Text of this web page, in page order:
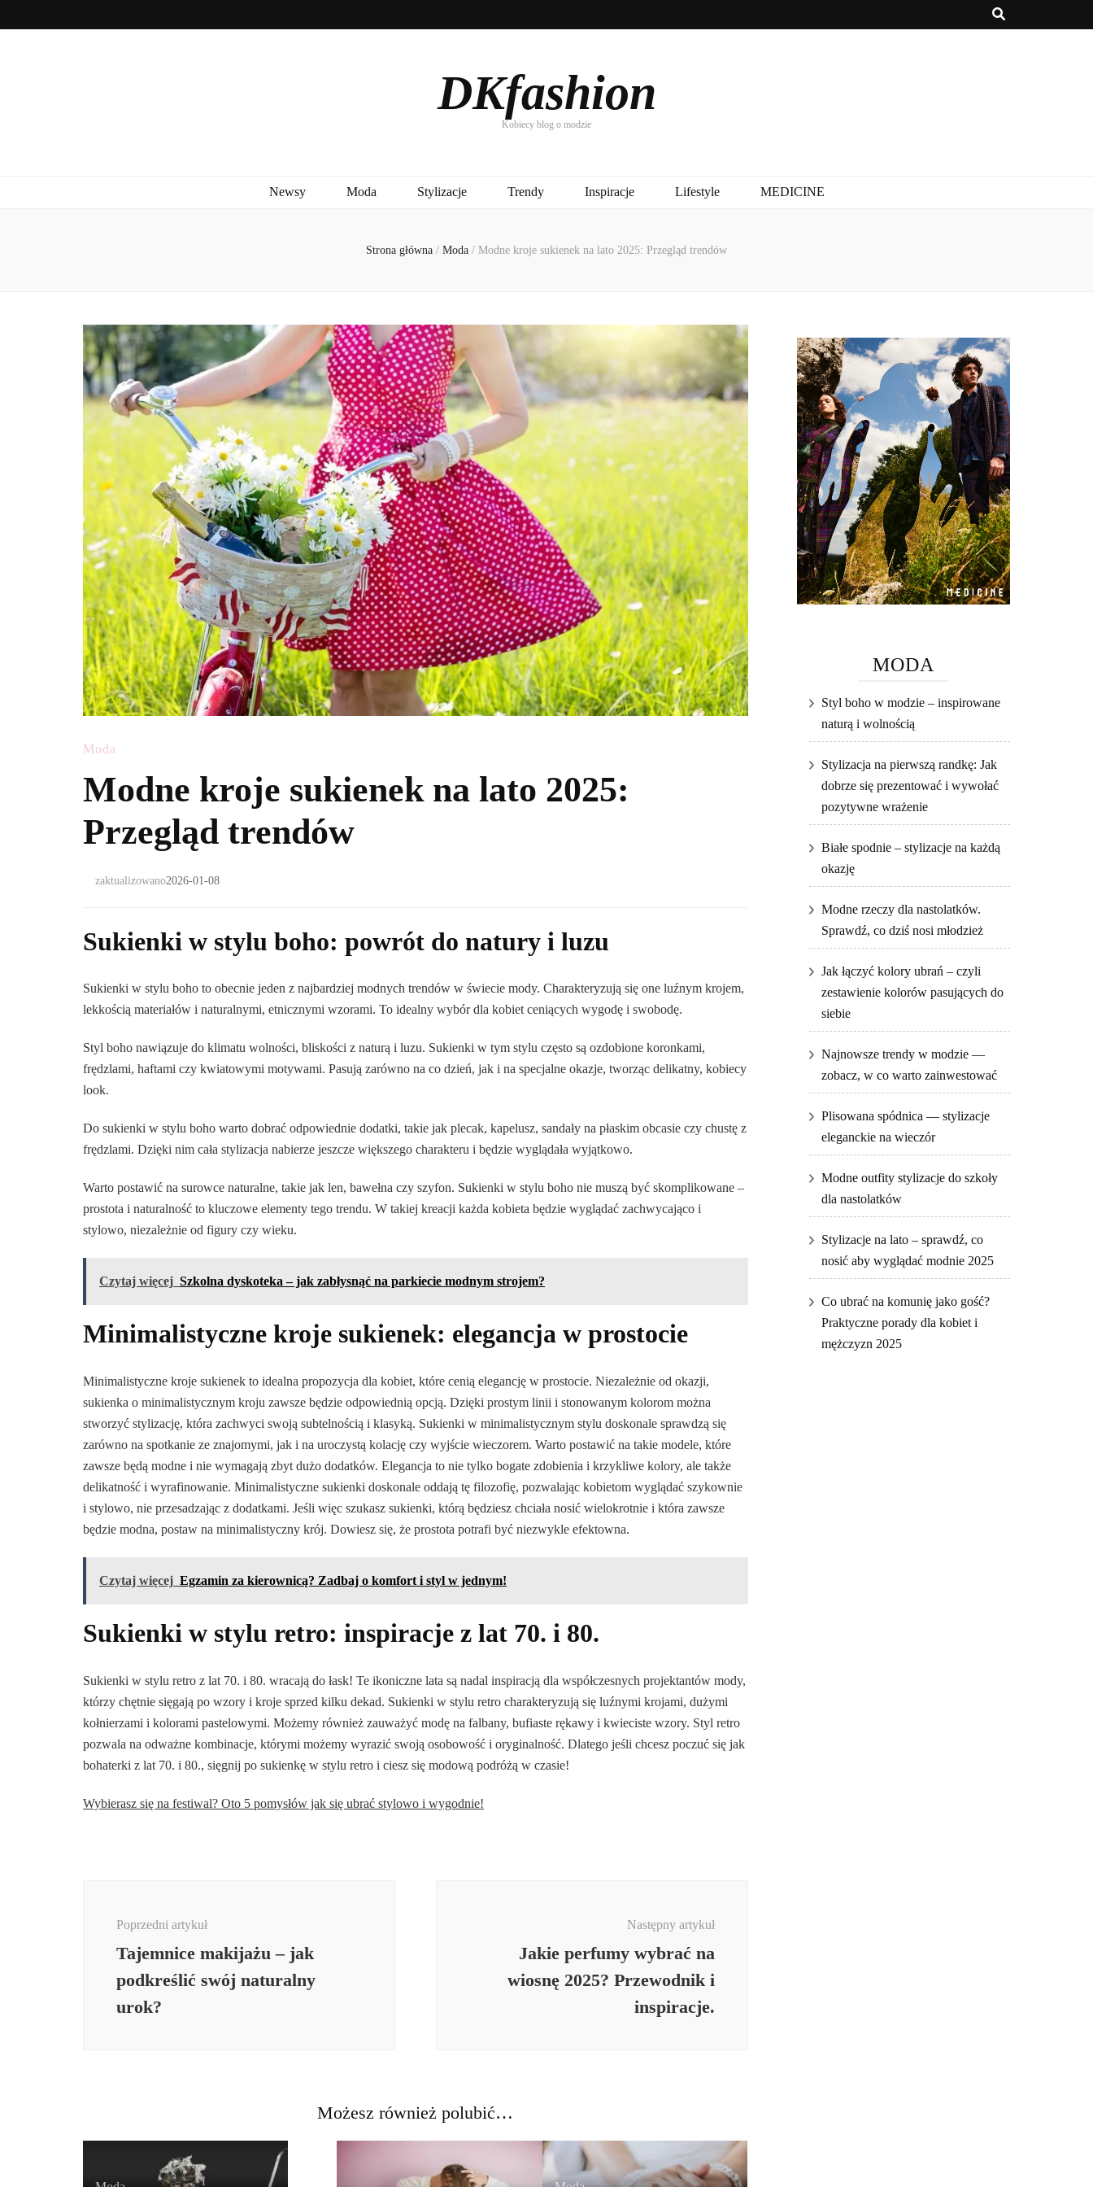
DKfashion
Kobiecy blog o modzie
Newsy Moda Stylizacje Trendy Inspiracje Lifestyle MEDICINE
Strona główna / Moda / Modne kroje sukienek na lato 2025: Przegląd trendów
Moda
Modne kroje sukienek na lato 2025:
Przegląd trendów
zaktualizowano2026-01-08
Sukienki w stylu boho: powrót do natury i luzu
Sukienki w stylu boho to obecnie jeden z najbardziej modnych trendów w świecie mody. Charakteryzują się one luźnym krojem,
lekkością materiałów i naturalnymi, etnicznymi wzorami. To idealny wybór dla kobiet ceniących wygodę i swobodę.
Styl boho nawiązuje do klimatu wolności, bliskości z naturą i luzu. Sukienki w tym stylu często są ozdobione koronkami,
frędzlami, haftami czy kwiatowymi motywami. Pasują zarówno na co dzień, jak i na specjalne okazje, tworząc delikatny, kobiecy
look.
Do sukienki w stylu boho warto dobrać odpowiednie dodatki, takie jak plecak, kapelusz, sandały na płaskim obcasie czy chustę z
frędzlami. Dzięki nim cała stylizacja nabierze jeszcze większego charakteru i będzie wyglądała wyjątkowo.
Warto postawić na surowce naturalne, takie jak len, bawełna czy szyfon. Sukienki w stylu boho nie muszą być skomplikowane –
prostota i naturalność to kluczowe elementy tego trendu. W takiej kreacji każda kobieta będzie wyglądać zachwycająco i
stylowo, niezależnie od figury czy wieku.
Czytaj więcej Szkolna dyskoteka – jak zabłysnąć na parkiecie modnym strojem?
Minimalistyczne kroje sukienek: elegancja w prostocie
Minimalistyczne kroje sukienek to idealna propozycja dla kobiet, które cenią elegancję w prostocie. Niezależnie od okazji,
sukienka o minimalistycznym kroju zawsze będzie odpowiednią opcją. Dzięki prostym linii i stonowanym kolorom można
stworzyć stylizację, która zachwyci swoją subtelnością i klasyką. Sukienki w minimalistycznym stylu doskonale sprawdzą się
zarówno na spotkanie ze znajomymi, jak i na uroczystą kolację czy wyjście wieczorem. Warto postawić na takie modele, które
zawsze będą modne i nie wymagają zbyt dużo dodatków. Elegancja to nie tylko bogate zdobienia i krzykliwe kolory, ale także
delikatność i wyrafinowanie. Minimalistyczne sukienki doskonale oddają tę filozofię, pozwalając kobietom wyglądać szykownie
i stylowo, nie przesadzając z dodatkami. Jeśli więc szukasz sukienki, którą będziesz chciała nosić wielokrotnie i która zawsze
będzie modna, postaw na minimalistyczny krój. Dowiesz się, że prostota potrafi być niezwykle efektowna.
Czytaj więcej Egzamin za kierownicą? Zadbaj o komfort i styl w jednym!
Sukienki w stylu retro: inspiracje z lat 70. i 80.
Sukienki w stylu retro z lat 70. i 80. wracają do łask! Te ikoniczne lata są nadal inspiracją dla współczesnych projektantów mody,
którzy chętnie sięgają po wzory i kroje sprzed kilku dekad. Sukienki w stylu retro charakteryzują się luźnymi krojami, dużymi
kołnierzami i kolorami pastelowymi. Możemy również zauważyć modę na falbany, bufiaste rękawy i kwieciste wzory. Styl retro
pozwala na odważne kombinacje, którymi możemy wyrazić swoją osobowość i oryginalność. Dlatego jeśli chcesz poczuć się jak
bohaterki z lat 70. i 80., sięgnij po sukienkę w stylu retro i ciesz się modową podróżą w czasie!
Wybierasz się na festiwal? Oto 5 pomysłów jak się ubrać stylowo i wygodnie!
Poprzedni artykuł
Tajemnice makijażu – jak
podkreślić swój naturalny
urok?
Następny artykuł
Jakie perfumy wybrać na
wiosnę 2025? Przewodnik i
inspiracje.
Możesz również polubić…
MODA
Styl boho w modzie – inspirowane
naturą i wolnością
Stylizacja na pierwszą randkę: Jak
dobrze się prezentować i wywołać
pozytywne wrażenie
Białe spodnie – stylizacje na każdą
okazję
Modne rzeczy dla nastolatków.
Sprawdź, co dziś nosi młodzież
Jak łączyć kolory ubrań – czyli
zestawienie kolorów pasujących do
siebie
Najnowsze trendy w modzie —
zobacz, w co warto zainwestować
Plisowana spódnica — stylizacje
eleganckie na wieczór
Modne outfity stylizacje do szkoły
dla nastolatków
Stylizacje na lato – sprawdź, co
nosić aby wyglądać modnie 2025
Co ubrać na komunię jako gość?
Praktyczne porady dla kobiet i
mężczyzn 2025